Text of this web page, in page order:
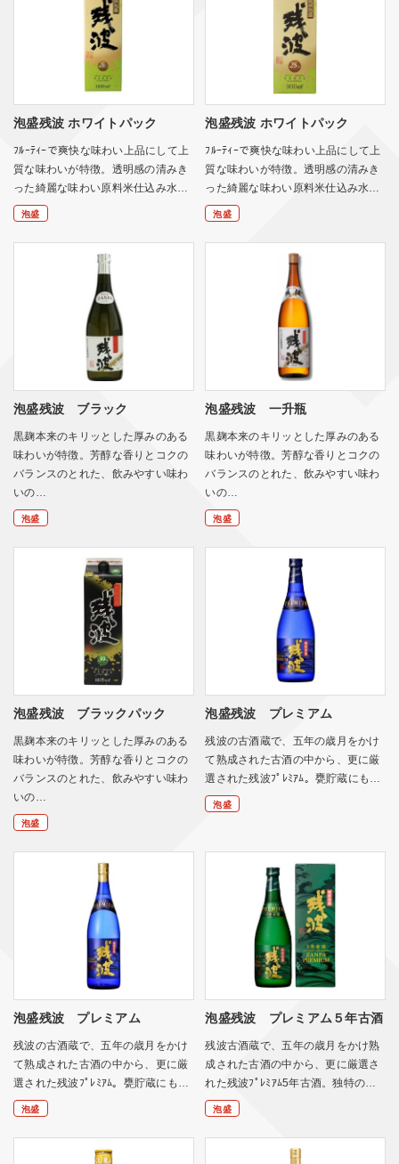
泡盛残波 ホワイトパック
ﾌﾙｰﾃｨｰで爽快な味わい上品にして上
質な味わいが特徴。透明感の清みき
った綺麗な味わい原料米仕込み水…
泡盛
泡盛残波 ホワイトパック
ﾌﾙｰﾃｨｰで爽快な味わい上品にして上
質な味わいが特徴。透明感の清みき
った綺麗な味わい原料米仕込み水…
泡盛
泡盛残波 ブラック
黒麹本来のキリッとした厚みのある
味わいが特徴。芳醇な香りとコクの
バランスのとれた、飲みやすい味わ
いの…
泡盛
泡盛残波 一升瓶
黒麹本来のキリッとした厚みのある
味わいが特徴。芳醇な香りとコクの
バランスのとれた、飲みやすい味わ
いの…
泡盛
泡盛残波 ブラックパック
黒麹本来のキリッとした厚みのある
味わいが特徴。芳醇な香りとコクの
バランスのとれた、飲みやすい味わ
いの…
泡盛
泡盛残波 プレミアム
残波の古酒蔵で、五年の歳月をかけ
て熟成された古酒の中から、更に厳
選された残波ﾌﾟﾚﾐｱﾑ。甕貯蔵にも…
泡盛
泡盛残波 プレミアム
残波の古酒蔵で、五年の歳月をかけ
て熟成された古酒の中から、更に厳
選された残波ﾌﾟﾚﾐｱﾑ。甕貯蔵にも…
泡盛
泡盛残波 プレミアム５年古酒
残波古酒蔵で、五年の歳月をかけ熟
成された古酒の中から、更に厳選さ
れた残波ﾌﾟﾚﾐｱﾑ5年古酒。独特の…
泡盛